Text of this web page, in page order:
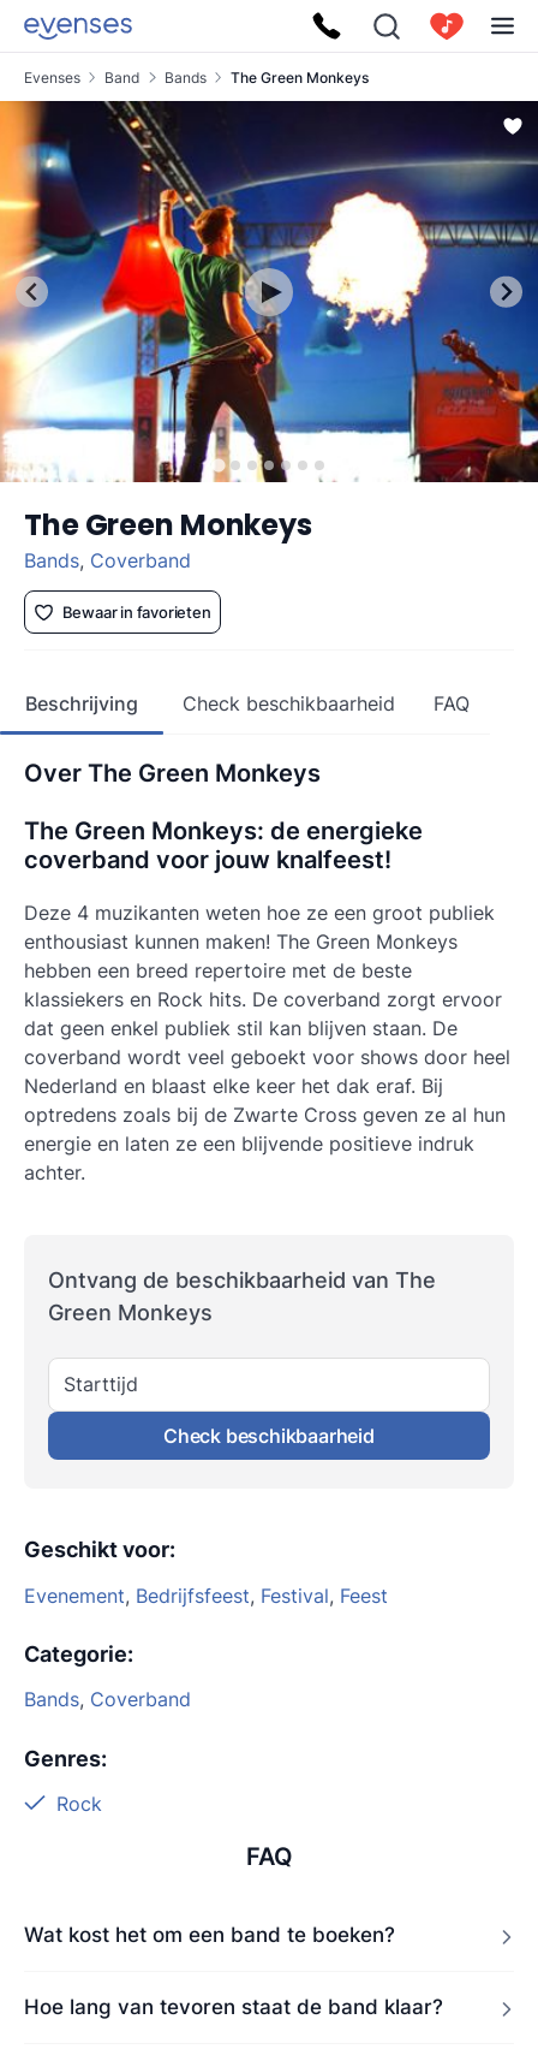
Evenses Band Bands The Green Monkeys
The Green Monkeys
Bands, Coverband
Bewaar in favorieten
Beschrijving Check beschikbaarheid FAQ
Over The Green Monkeys
The Green Monkeys: de energieke
coverband voor jouw knalfeest!
Deze 4 muzikanten weten hoe ze een groot publiek
enthousiast kunnen maken! The Green Monkeys
hebben een breed repertoire met de beste
klassiekers en Rock hits. De coverband zorgt ervoor
dat geen enkel publiek stil kan blijven staan. De
coverband wordt veel geboekt voor shows door heel
Nederland en blaast elke keer het dak eraf. Bij
optredens zoals bij de Zwarte Cross geven ze al hun
energie en laten ze een blijvende positieve indruk
achter.
Ontvang de beschikbaarheid van The
Green Monkeys
Starttijd
Check beschikbaarheid
Geschikt voor:
Evenement, Bedrijfsfeest, Festival, Feest
Categorie:
Bands, Coverband
Genres:
Rock
FAQ
Wat kost het om een band te boeken?
Hoe lang van tevoren staat de band klaar?